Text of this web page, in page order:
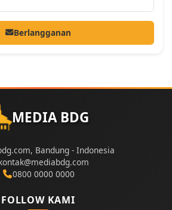
Berlangganan
MEDIA BDG
Bandung - Indonesia
0800 0000 0000
FOLLOW KAMI